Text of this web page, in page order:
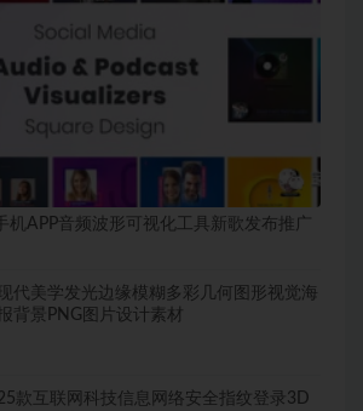
机APP音频波形可视化工具新歌发布推广
现代美学发光边缘模糊多彩几何图形视觉海
背景PNG图片设计素材
款互联网科技信息网络安全指纹登录3D